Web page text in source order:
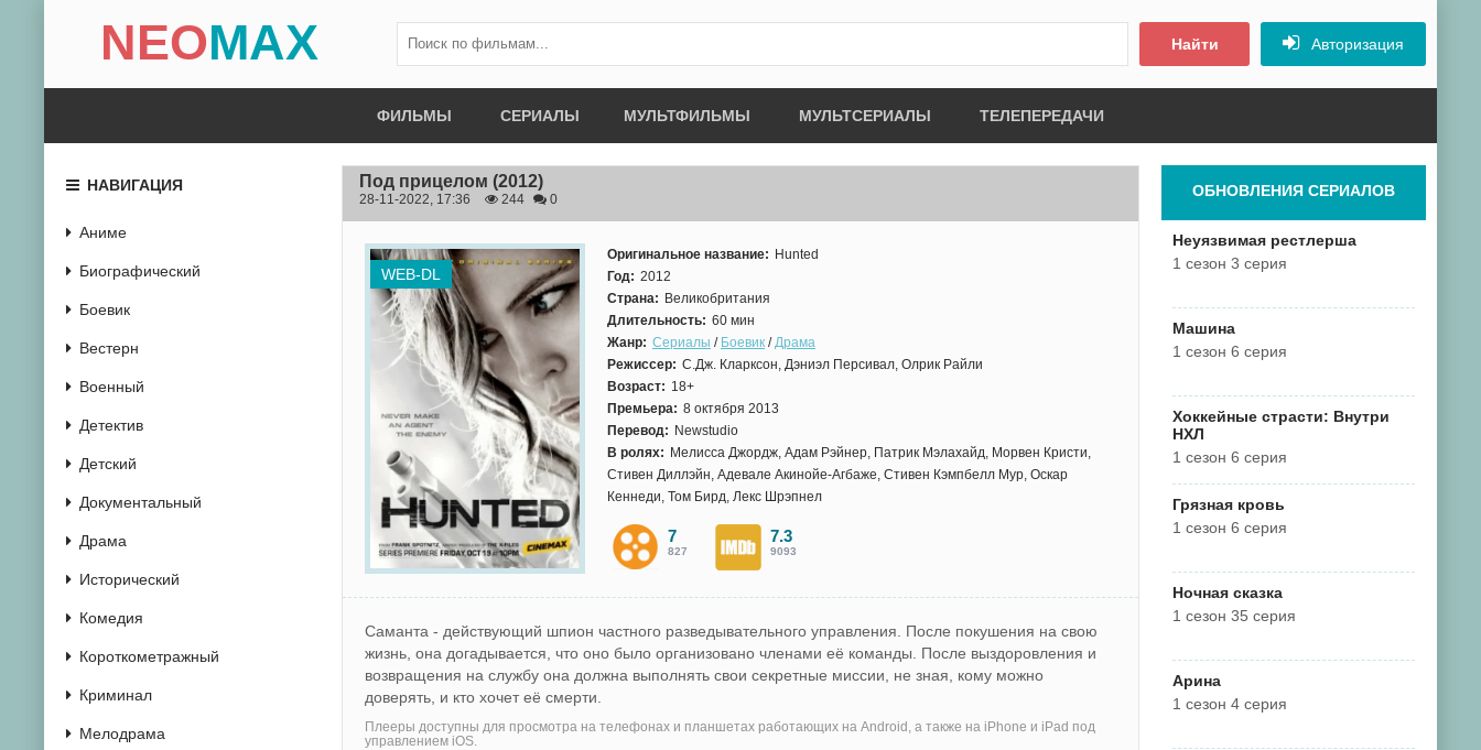
NEOMAX Найти Авторизация
ФИЛЬМЫ СЕРИАЛЫ МУЛЬТФИЛЬМЫ МУЛЬТСЕРИАЛЫ ТЕЛЕПЕРЕДАЧИ
Под прицелом (2012)
28-11-2022, 17:36 244 0
WEB-DL
Оригинальное название: Hunted
Год: 2012
Страна: Великобритания
Длительность: 60 мин
Жанр: Сериалы / Боевик /Драма
Режиссер: С.Дж. Кларксон, Дэниэл Персивал, Олрик Райли
Возраст: 18+
Премьера: 8 октября 2013
Перевод: Newstudio
В ролях: Мелисса Джордж, Адам Рэйнер, Патрик Мэлахайд, Морвен Кристи,
Стивен Диллэйн, Адевале Акинойе-Агбаже, Стивен Кэмпбелл Мур, Оскар
Кеннеди, Том Бирд, Лекс Шрэпнел
7
827
7.3
9093
Саманта - действующий шпион частного разведывательного управления. После покушения на свою
жизнь, она догадывается, что оно было организовано членами её команды. После выздоровления и
возвращения на службу она должна выполнять свои секретные миссии, не зная, кому можно
доверять, и кто хочет её смерти.
Плееры доступны для просмотра на телефонах и планшетах работающих на Android, а также на iPhone и iPad под
управлением iOS.
НАВИГАЦИЯ
Аниме
Биографический
Боевик
Вестерн
Военный
Детектив
Детский
Документальный
Драма
Исторический
Комедия
Короткометражный
Криминал
Мелодрама
ОБНОВЛЕНИЯ СЕРИАЛОВ
Неуязвимая рестлерша
1 сезон 3 серия
Машина
1 сезон 6 серия
Хоккейные страсти: Внутри
НХЛ
1 сезон 6 серия
Грязная кровь
1 сезон 6 серия
Ночная сказка
1 сезон 35 серия
Арина
1 сезон 4 серия